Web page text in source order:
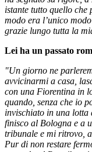
istante tutto quello
modo era l’unico
grazie lungo tutta la
Lei ha un passato
"Un giorno ne
avvicinarmi a casa,
con una Fiorentina in
quando, senza che io
invischiato in una lotta
finisco al Bologna e a
tribunale e mi ritrovo,
Pur di non restare